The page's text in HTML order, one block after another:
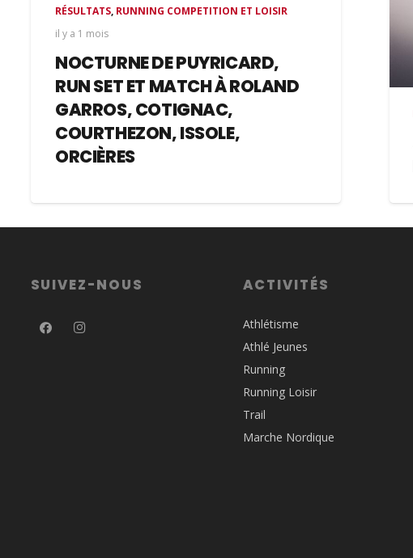
RÉSULTATS, RUNNING COMPETITION ET LOISIR
il y a 1 mois
NOCTURNE DE PUYRICARD,
RUN SET ET MATCH À ROLAND
GARROS, COTIGNAC,
COURTHEZON, ISSOLE,
ORCIÈRES
SUIVEZ-NOUS ACTIVITÉS
Athlétisme
Athlé Jeunes
Running
Running Loisir
Trail
Marche Nordique